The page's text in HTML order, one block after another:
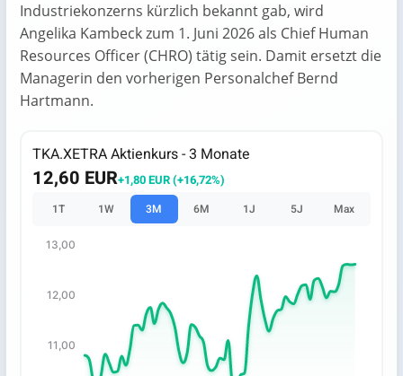
Industriekonzerns kürzlich bekannt gab, wird
Angelika Kambeck zum 1. Juni 2026 als Chief Human
Resources Officer (CHRO) tätig sein. Damit ersetzt die
Managerin den vorherigen Personalchef Bernd
Hartmann.
TKA.XETRA Aktienkurs - 3 Monate
12,60 EUR+1,80 EUR (+16,72%)
1T 1W 3M 6M 1J 5J Max
Chart with 67 data points.
The chart has 1 X axis displaying categories.
The chart has 1 Y axis displaying values. Data ranges
11,00
12,00
13,00